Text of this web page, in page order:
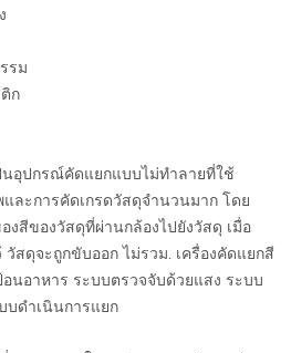
รม
ก
นอุปกรณ์คัดแยกแบบไม่ทำลายที่ใช้
ละการคัดเกรดวัสดุจำนวนมาก โดย
สีของวัสดุที่ผ่านกล้องไปยังวัสดุ เมื่อ
สดุจะถูกขับออก ไม่รวม. เครื่องคัดแยกสี
นอาหาร ระบบตรวจจับด้วยแสง ระบบ
ดำเนินการแยก